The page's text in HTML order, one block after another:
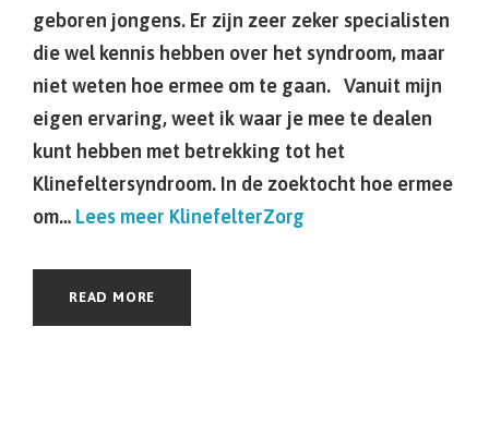
geboren jongens. Er zijn zeer zeker specialisten
die wel kennis hebben over het syndroom, maar
niet weten hoe ermee om te gaan. Vanuit mijn
eigen ervaring, weet ik waar je mee te dealen
kunt hebben met betrekking tot het
Klinefeltersyndroom. In de zoektocht hoe ermee
om… Lees meer KlinefelterZorg
READ MORE